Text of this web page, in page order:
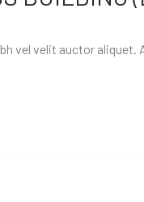
vel velit auctor